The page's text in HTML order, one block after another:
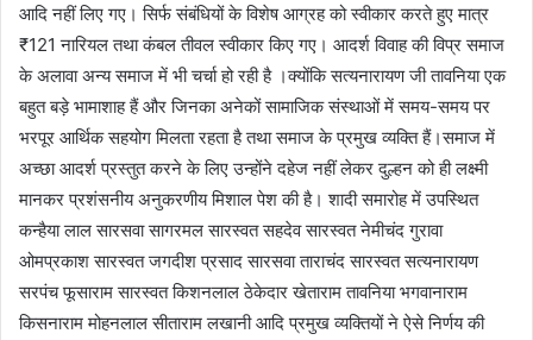
आदि नहीं लिए गए। सिर्फ संबंधियों के विशेष आग्रह को स्वीकार करते हुए मात्र
₹121 नारियल तथा कंबल तीवल स्वीकार किए गए। आदर्श विवाह की विप्र समाज
के अलावा अन्य समाज में भी चर्चा हो रही है ।क्योंकि सत्यनारायण जी तावनिया एक
बहुत बड़े भामाशाह हैं और जिनका अनेकों सामाजिक संस्थाओं में समय-समय पर
भरपूर आर्थिक सहयोग मिलता रहता है तथा समाज के प्रमुख व्यक्ति हैं।समाज में
अच्छा आदर्श प्रस्तुत करने के लिए उन्होंने दहेज नहीं लेकर दुल्हन को ही लक्ष्मी
मानकर प्रशंसनीय अनुकरणीय मिशाल पेश की है। शादी समारोह में उपस्थित
कन्हैया लाल सारसवा सागरमल सारस्वत सहदेव सारस्वत नेमीचंद गुरावा
ओमप्रकाश सारस्वत जगदीश प्रसाद सारसवा ताराचंद सारस्वत सत्यनारायण
सरपंच फूसाराम सारस्वत किशनलाल ठेकेदार खेताराम तावनिया भगवानाराम
किसनाराम मोहनलाल सीताराम लखानी आदि प्रमुख व्यक्तियों ने ऐसे निर्णय की